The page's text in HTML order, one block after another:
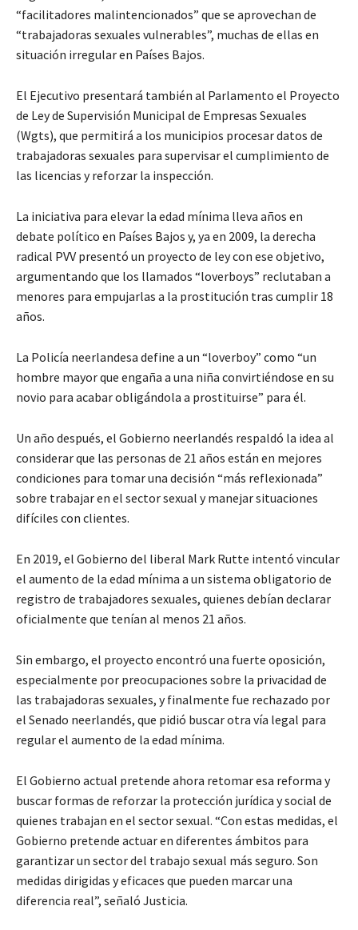
“facilitadores malintencionados” que se aprovechan de
“trabajadoras sexuales vulnerables”, muchas de ellas en
situación irregular en Países Bajos.
El Ejecutivo presentará también al Parlamento el Proyecto
de Ley de Supervisión Municipal de Empresas Sexuales
(Wgts), que permitirá a los municipios procesar datos de
trabajadoras sexuales para supervisar el cumplimiento de
las licencias y reforzar la inspección.
La iniciativa para elevar la edad mínima lleva años en
debate político en Países Bajos y, ya en 2009, la derecha
radical PVV presentó un proyecto de ley con ese objetivo,
argumentando que los llamados “loverboys” reclutaban a
menores para empujarlas a la prostitución tras cumplir 18
años.
La Policía neerlandesa define a un “loverboy” como “un
hombre mayor que engaña a una niña convirtiéndose en su
novio para acabar obligándola a prostituirse” para él.
Un año después, el Gobierno neerlandés respaldó la idea al
considerar que las personas de 21 años están en mejores
condiciones para tomar una decisión “más reflexionada”
sobre trabajar en el sector sexual y manejar situaciones
difíciles con clientes.
En 2019, el Gobierno del liberal Mark Rutte intentó vincular
el aumento de la edad mínima a un sistema obligatorio de
registro de trabajadores sexuales, quienes debían declarar
oficialmente que tenían al menos 21 años.
Sin embargo, el proyecto encontró una fuerte oposición,
especialmente por preocupaciones sobre la privacidad de
las trabajadoras sexuales, y finalmente fue rechazado por
el Senado neerlandés, que pidió buscar otra vía legal para
regular el aumento de la edad mínima.
El Gobierno actual pretende ahora retomar esa reforma y
buscar formas de reforzar la protección jurídica y social de
quienes trabajan en el sector sexual. “Con estas medidas, el
Gobierno pretende actuar en diferentes ámbitos para
garantizar un sector del trabajo sexual más seguro. Son
medidas dirigidas y eficaces que pueden marcar una
diferencia real”, señaló Justicia.